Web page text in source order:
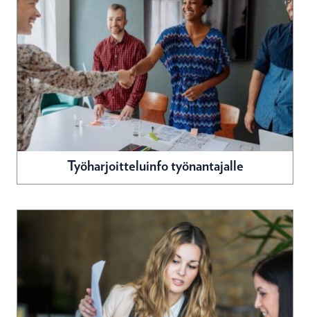
Työharjoitteluinfo työnantajalle